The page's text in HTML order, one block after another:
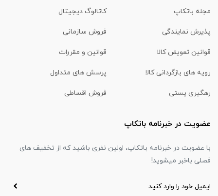
مجله باتکاپ کاتالوگ دیجیتال
پذیرش نمایندگی فروش سازمانی
قوانین تعویض کالا قوانین و مقررات
رویه های بازگردانی کالا پرسش های متداول
رهگیری پستی فروش اقساطی
عضویت در خبرنامه باتکاپ
با عضویت در خبرنامه باتکاپ، اولین نفری باشید که از تخفیف های
فصلی باخبر میشوید!